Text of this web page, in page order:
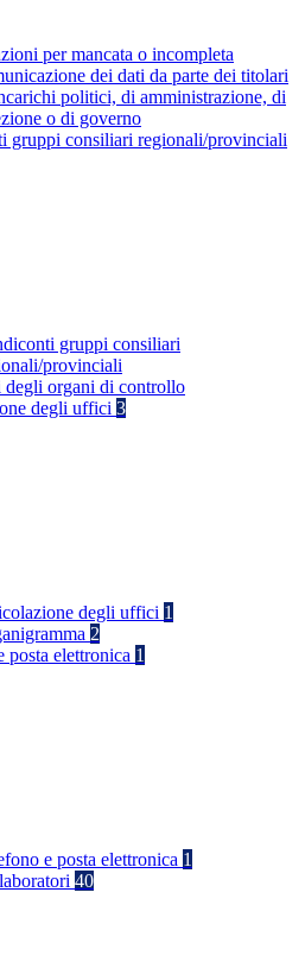
per mancata o incompleta
dei dati da parte dei titolari
politici, di amministrazione, di
o di governo
gruppi consiliari regionali/provinciali
gruppi consiliari
provinciali
degli organi di controllo
degli uffici 3
degli uffici 1
2
posta elettronica 1
e posta elettronica 1
40